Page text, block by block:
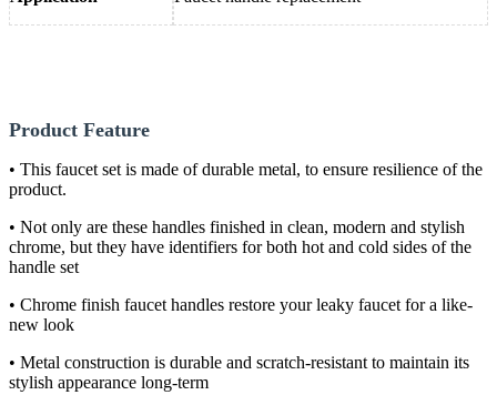
Product Feature
• This faucet set is made of durable metal, to ensure resilience of the
product.
• Not only are these handles finished in clean, modern and stylish
chrome, but they have identifiers for both hot and cold sides of the
handle set
• Chrome finish faucet handles restore your leaky faucet for a like-
new look
• Metal construction is durable and scratch-resistant to maintain its
stylish appearance long-term